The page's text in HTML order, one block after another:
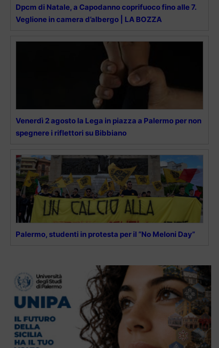
Dpcm di Natale, a Capodanno coprifuoco fino alle 7.
Veglione in camera d’albergo | LA BOZZA
Venerdì 2 agosto la Lega in piazza a Palermo per non
spegnere i riflettori su Bibbiano
Palermo, studenti in protesta per il “No Meloni Day”